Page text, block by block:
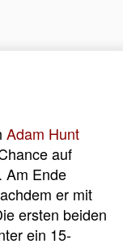
Adam Hunt
auf
Am Ende
er mit
ersten beiden
ein 15-